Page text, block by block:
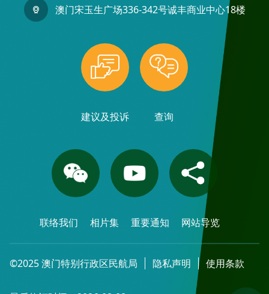
澳门宋玉生广场336-342号诚丰商业中心18楼
建议及投诉 查询
联络我们 相片集 重要通知 网站导览
©2025 澳门特别行政区民航局 隐私声明 使用条款